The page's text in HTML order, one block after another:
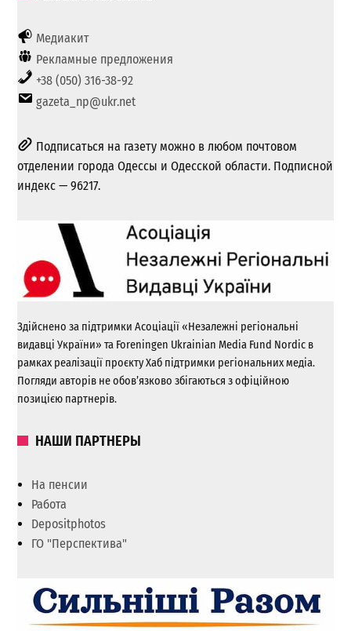
Медиакит
Рекламные предложения
+38 (050) 316-38-92
gazeta_np@ukr.net
Подписаться на газету можно в любом почтовом
отделении города Одессы и Одесской области. Подписной
индекс — 96217.
Здійснено за підтримки Асоціації «Незалежні регіональні
видавці України» та Foreningen Ukrainian Media Fund Nordic в
рамках реалізації проєкту Хаб підтримки регіональних медіа.
Погляди авторів не обов’язково збігаються з офіційною
позицією партнерів.
НАШИ ПАРТНЕРЫ
На пенсии
Работа
Depositphotos
ГО "Перспектива"